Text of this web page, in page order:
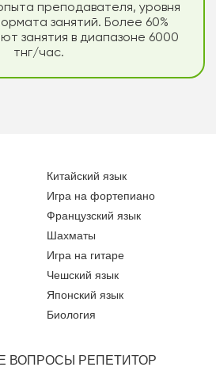
преподавателя, уровня
занятий. Более 60%
занятия в диапазоне 6000
тнг/час.
Китайский язык
Игра на фортепиано
Французский язык
Шахматы
Игра на гитаре
Чешский язык
Японский язык
Биология
ВОПРОСЫ РЕПЕТИТОР